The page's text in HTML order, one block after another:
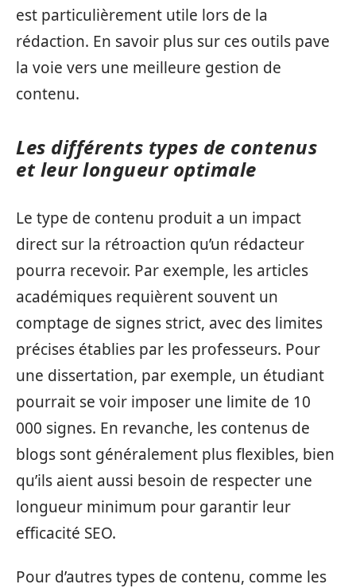
est particulièrement utile lors de la
rédaction. En savoir plus sur ces outils pave
la voie vers une meilleure gestion de
contenu.
Les différents types de contenus
et leur longueur optimale
Le type de contenu produit a un impact
direct sur la rétroaction qu’un rédacteur
pourra recevoir. Par exemple, les articles
académiques requièrent souvent un
comptage de signes strict, avec des limites
précises établies par les professeurs. Pour
une dissertation, par exemple, un étudiant
pourrait se voir imposer une limite de 10
000 signes. En revanche, les contenus de
blogs sont généralement plus flexibles, bien
qu’ils aient aussi besoin de respecter une
longueur minimum pour garantir leur
efficacité SEO.
Pour d’autres types de contenu, comme les